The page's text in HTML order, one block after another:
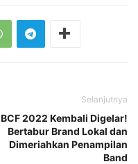
Selanjutnya
BCF 2022 Kembali Digelar!
Bertabur Brand Lokal dan
Dimeriahkan Penampilan
Band